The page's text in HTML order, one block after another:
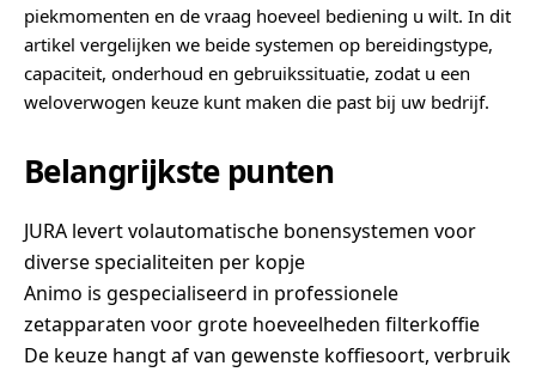
piekmomenten en de vraag hoeveel bediening u wilt. In dit
artikel vergelijken we beide systemen op bereidingstype,
capaciteit, onderhoud en gebruikssituatie, zodat u een
weloverwogen keuze kunt maken die past bij uw bedrijf.
Belangrijkste punten
JURA levert volautomatische bonensystemen voor
diverse specialiteiten per kopje
Animo is gespecialiseerd in professionele
zetapparaten voor grote hoeveelheden filterkoffie
De keuze hangt af van gewenste koffiesoort, verbruik